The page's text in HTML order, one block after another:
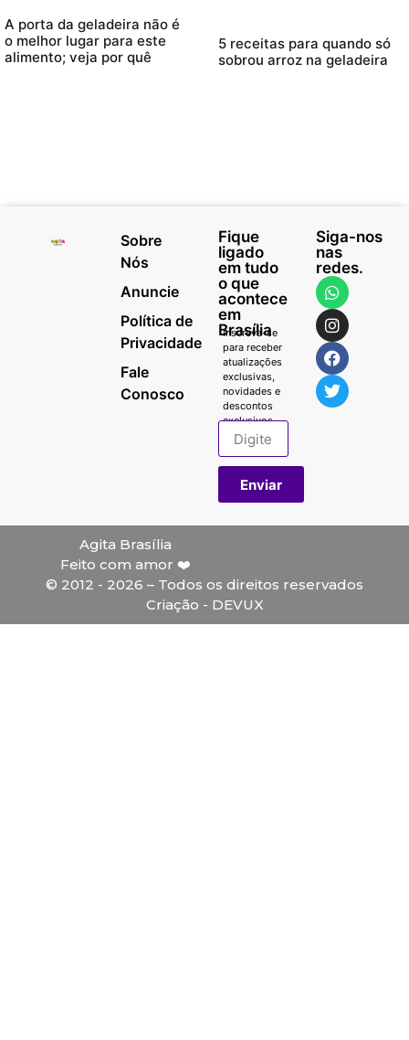
A porta da geladeira não é
o melhor lugar para este
alimento; veja por quê
5 receitas para quando só
sobrou arroz na geladeira
Sobre
Nós
Anuncie
Política de
Privacidade
Fale
Conosco
Fique
ligado
em tudo
o que
acontece
em
Brasília
Inscreva-se
para receber
atualizações
exclusivas,
novidades e
descontos
exclusivos.
Enviar
Siga-nos
nas
redes.
Agita Brasília
Feito com amor ❤️
© 2012 - 2026 – Todos os direitos reservados
Criação - DEVUX